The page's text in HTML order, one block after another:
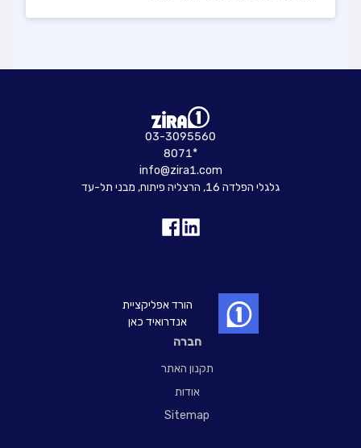
חברה
תקנון האתר
אודות
Sitemap
03-3095560
8071*
info@zira1.com
גלגלי הפלדה 16, הרצליה פיתוח, מבני תל-עד
הורד אפליקציית
אנדרואיד כאן